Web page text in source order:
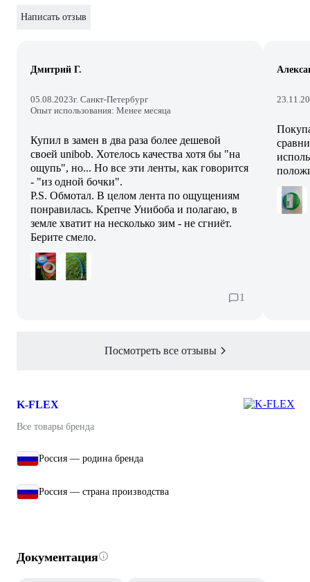
Написать отзыв
Дмитрий Г.
05.08.2023г. Санкт-Петербург
Опыт использования: Менее месяца
Купил в замен в два раза более дешевой
своей unibob. Хотелось качества хотя бы "на
ощупь", но... Но все эти ленты, как говорится
- "из одной бочки".
P.S. Обмотал. В целом лента по ощущениям
понравилась. Крепче Унибоба и полагаю, в
земле хватит на несколько зим - не сгниёт.
Берите смело.
1
Посмотреть все отзывы
K-FLEX
Все товары бренда
Россия — родина бренда
Россия — страна производства
Документация